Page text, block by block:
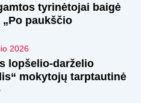
tyrinėtojai baigė
paukščio
2026
lopšelio-darželio
mokytojų tarptautinė